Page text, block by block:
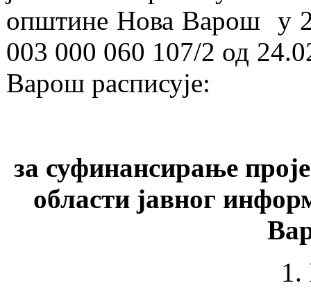
општине Нова Варош у
003 000 060 107/2 од
Варош расписује:
за суфинансирање
области јавног
1.